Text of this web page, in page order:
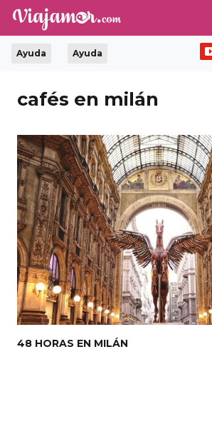
Ayuda Ayuda
cafés en milán
48 HORAS EN MILÁN